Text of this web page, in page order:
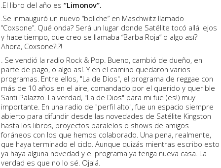
.El libro del año es “Limonov”.
.Se inmauguró un nuevo “boliche” en Maschwitz llamado
“Coxsone”. Qué onda? Será un lugar donde Satélite tocó allá lejos
y hace tiempo, que creo se llamaba “Barba Roja” o algo así?
Ahora, Coxsone?!?!
. Se vendió la radio Rock & Pop. Bueno, cambió de dueño, en
parte de pago, o algo así. Y en el camino quedaron varios
programas. Entre ellos, "La de Dios", el programa de reggae con
más de 10 años en el aire, comandado por el querido y querible
Santi Palazzo. La verdad, "La de Dios" para mi fue (es!) muy
importante. En una radio de "perfil alto", fue un espacio siempre
abierto para difundir desde las novedades de Satélite Kingston
hasta los libros, proyectos paralelos o shows de amigos
foráneos con los que hemos colaborado. Una pena, realmente,
que haya terminado el ciclo. Aunque quizás mientras escribo esto
ya haya alguna novedad y el programa ya tenga nueva casa. La
verdad es que no lo sé. Ojalá.